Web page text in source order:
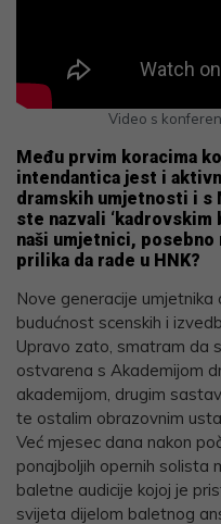
Video s
Među prvim koracima
intendantica jest i
dramskih umjetnosti i s
ste nazvali ‘kadrovskim
naši umjetnici,
prilika da rade u HNK?
Nove generacije
budućnost scenskih i
Upravo zato, smatram da
ostvarena s Akademijom
akademijom, drugim
te ostalim obrazovnim
Već mjesec dana nakon
ponajboljih opernih solista
baletne audicije kojoj je
svijeta dijelom baletnog